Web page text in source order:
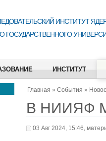
ИНСТИТУТ
ГОСУДАРСТВЕННОГО
ИНСТИТУТ
Главная » События »
В НИИЯФ
03 Авг 2024, 15:46,